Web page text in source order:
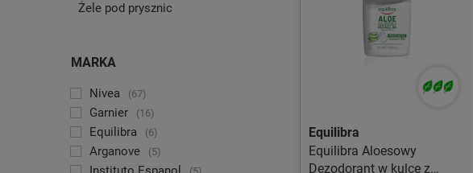
Żele pod prysznic
MARKA
Nivea 67
Garnier 16
Equilibra 6
Arganove 5
Equilibra
Equilibra Aloesowy
Dezodorant w kulce z